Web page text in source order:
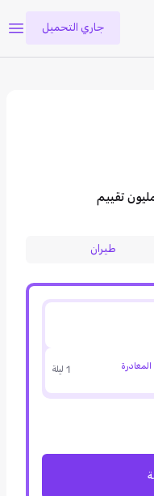
جاري التحميل
تقييم
طيران
1 ليلة